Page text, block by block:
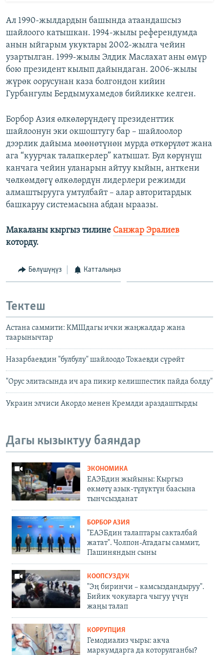
Ал 1990-жылдардын башында атаандашсыз
шайлоого катышкан. 1994-жылы референдумда
анын ыйгарым укуктары 2002-жылга чейин
узартылган. 1999-жылы Элдик Маслахат аны өмүр
бою президент кылып дайындаган. 2006-жылы
жүрөк оорусунан каза болгондон кийин
Гурбангулы Бердымухамедов бийликке келген.
Борбор Азия өлкөлөрүндөгү президенттик
шайлоонун эки окшоштугу бар – шайлоолор
дээрлик дайыма мөөнөтүнөн мурда өткөрүлөт жана
ага “куурчак талапкерлер” катышат. Бул көрүнүш
канчага чейин уланарын айтуу кыйын, анткени
чөлкөмдөгү өлкөлөрдүн лидерлери режимди
алмаштырууга умтулбайт – алар авторитардык
башкаруу системасына абдан ыраазы.
Макаланы кыргыз тилине Санжар Эралиев
которду.
Бөлүшүңүз Катталыңыз
Тектеш
Астана саммити: КМШдагы ички жаңжалдар жана
таарынычтар
Назарбаевдин "булбулу" шайлоодо Токаевди сүрөйт
"Орус элитасында ич ара пикир келишпестик пайда болду"
Украин элчиси Акордо менен Кремлди араздаштырды
Дагы кызыктуу баяндар
ЭКОНОМИКА
ЕАЭБдин жыйыны: Кыргыз
өкмөтү азык-түлүктүн баасына
тынчсызданат
БОРБОР АЗИЯ
"ЕАЭБдин талаптары сакталбай
жатат". Чолпон-Атадагы саммит,
Пашиняндын сыны
КООПСУЗДУК
"Эң биринчи – камсыздандыруу".
Бийик чокуларга чыгуу үчүн
жаңы талап
КОРРУПЦИЯ
Гемодиализ чыры: акча
маркумдарга да которулганбы?